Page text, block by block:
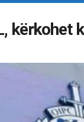
kërkohet